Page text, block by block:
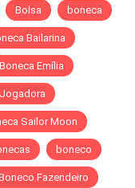
Bolsa boneca
Bailarina
Boneca Emília
Sailor Moon
boneco
Fazendeiro